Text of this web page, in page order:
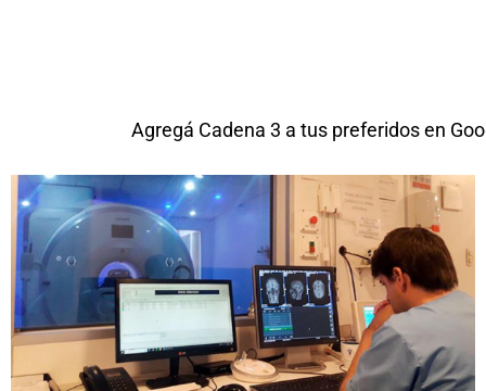
Agregá Cadena 3 a tus preferidos en